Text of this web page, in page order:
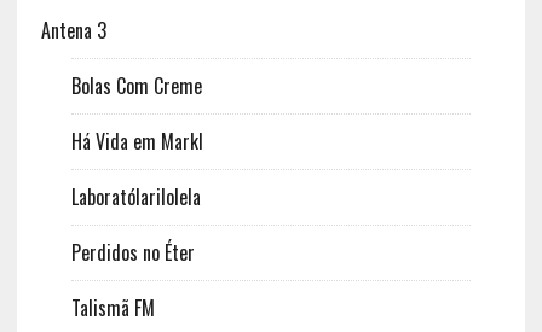
Antena 3
Bolas Com Creme
Há Vida em Markl
Laboratólarilolela
Perdidos no Éter
Talismã FM